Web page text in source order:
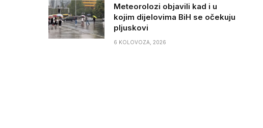
Meteorolozi objavili kad i u
kojim dijelovima BiH se očekuju
pljuskovi
6 KOLOVOZA, 2026